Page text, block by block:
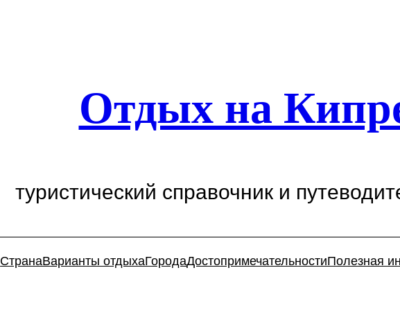
Отдых на
туристический справочник и
СтранаВарианты отдыхаГородаДостопримечательностиПолезная